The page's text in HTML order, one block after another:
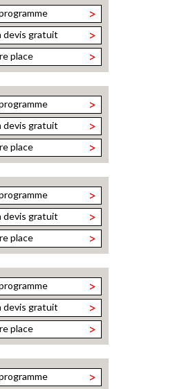
>
devis gratuit >
place >
>
devis gratuit >
place >
>
devis gratuit >
place >
>
devis gratuit >
place >
>